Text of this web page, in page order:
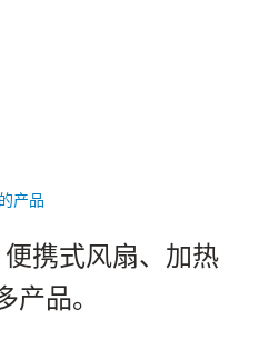
产品
携式风扇、加热
产品。